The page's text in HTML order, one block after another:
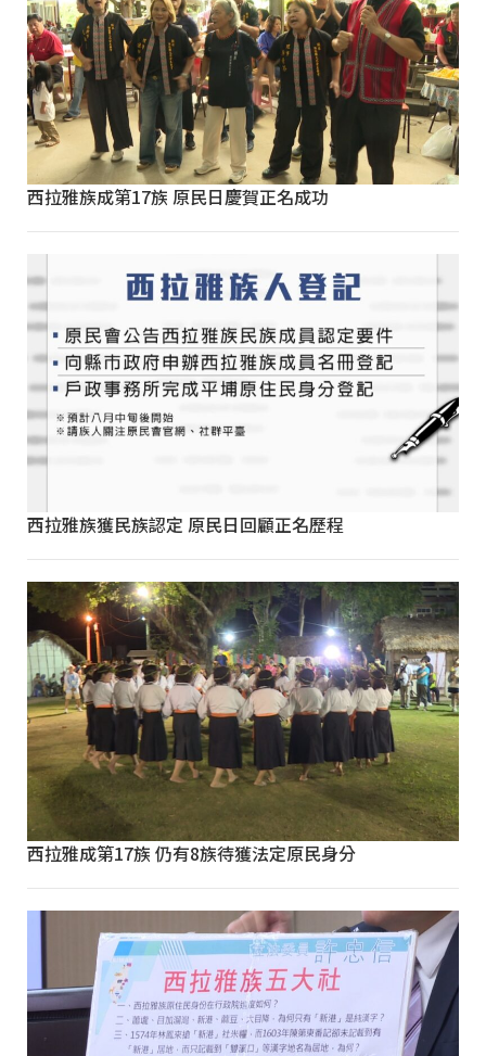
西拉雅族成第17族 原民日慶賀正名成功
西拉雅族獲民族認定 原民日回顧正名歷程
西拉雅成第17族 仍有8族待獲法定原民身分